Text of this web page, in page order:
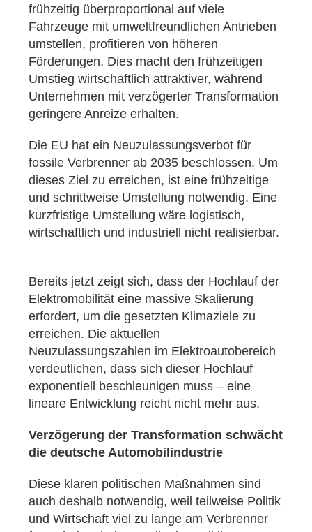
frühzeitig überproportional auf viele
Fahrzeuge mit umweltfreundlichen Antrieben
umstellen, profitieren von höheren
Förderungen. Dies macht den frühzeitigen
Umstieg wirtschaftlich attraktiver, während
Unternehmen mit verzögerter Transformation
geringere Anreize erhalten.
Die EU hat ein Neuzulassungsverbot für
fossile Verbrenner ab 2035 beschlossen. Um
dieses Ziel zu erreichen, ist eine frühzeitige
und schrittweise Umstellung notwendig. Eine
kurzfristige Umstellung wäre logistisch,
wirtschaftlich und industriell nicht realisierbar.
Bereits jetzt zeigt sich, dass der Hochlauf der
Elektromobilität eine massive Skalierung
erfordert, um die gesetzten Klimaziele zu
erreichen. Die aktuellen
Neuzulassungszahlen im Elektroautobereich
verdeutlichen, dass sich dieser Hochlauf
exponentiell beschleunigen muss – eine
lineare Entwicklung reicht nicht mehr aus.
Verzögerung der Transformation schwächt
die deutsche Automobilindustrie
Diese klaren politischen Maßnahmen sind
auch deshalb notwendig, weil teilweise Politik
und Wirtschaft viel zu lange am Verbrenner